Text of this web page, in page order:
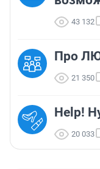
43 132
Про
21 350
Help!
20 033